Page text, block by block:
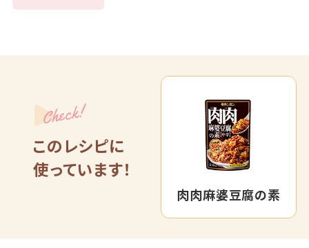
Check!
このレシピに
使っています！
肉肉麻婆豆腐の素